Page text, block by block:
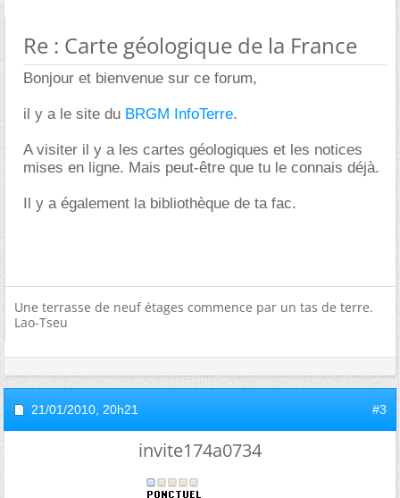
Re : Carte géologique de la France
Bonjour et bienvenue sur ce forum,
il y a le site du BRGM InfoTerre.
A visiter il y a les cartes géologiques et les notices
mises en ligne. Mais peut-être que tu le connais déjà.
Il y a également la bibliothèque de ta fac.
Une terrasse de neuf étages commence par un tas de terre.
Lao-Tseu
21/01/2010, 20h21 #3
invite174a0734